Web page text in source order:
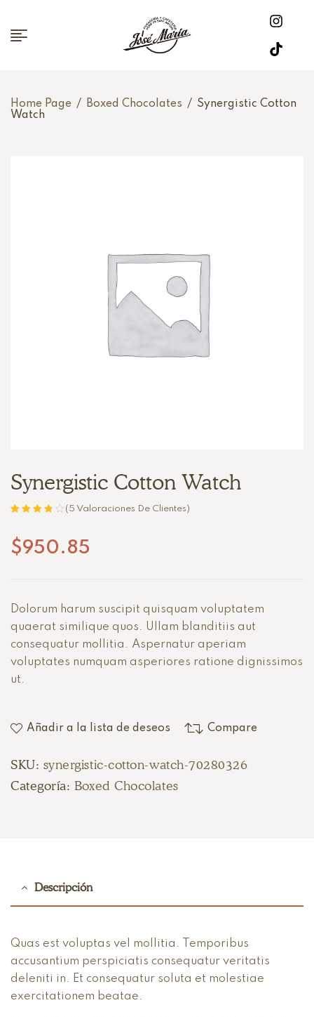
Home Page / Boxed Chocolates / Synergistic Cotton
Watch
Synergistic Cotton Watch
5 en base
(5 Valoraciones De Clientes)
$950.85
Dolorum harum suscipit quisquam voluptatem
quaerat similique quos. Ullam blanditiis aut
consequatur mollitia. Aspernatur aperiam
voluptates numquam asperiores ratione dignissimos
ut.
Añadir a la lista de deseos Compare
SKU: synergistic-cotton-watch-70280326
Categoría: Boxed Chocolates
Descripción
Quas est voluptas vel mollitia. Temporibus
accusantium perspiciatis consequatur veritatis
deleniti in. Et consequatur soluta et molestiae
exercitationem beatae.